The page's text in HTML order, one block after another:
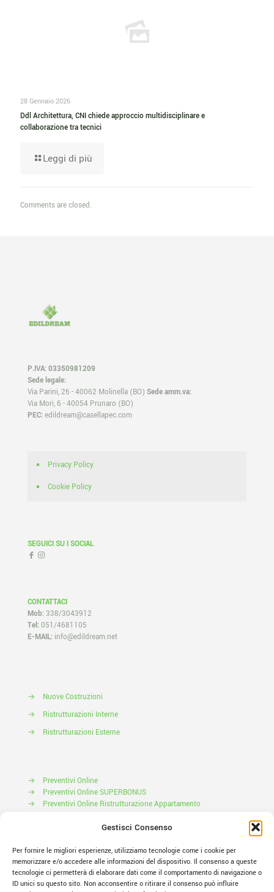
Gestisci Consenso
Per fornire le migliori esperienze, utilizziamo tecnologie come i cookie per
memorizzare e/o accedere alle informazioni del dispositivo. Il consenso a queste
tecnologie ci permetterà di elaborare dati come il comportamento di navigazione o
ID unici su questo sito. Non acconsentire o ritirare il consenso può influire
28 Gennaio 2026
Ddl Architettura, CNI chiede approccio multidisciplinare e
collaborazione tra tecnici
Leggi di più
Comments are closed.
P.IVA: 03350981209
Sede legale:
Via Parini, 26 - 40062 Molinella (BO) Sede amm.va:
Via Mori, 6 - 40054 Prunaro (BO)
PEC: edildream@casellapec.com
Privacy Policy
Cookie Policy
SEGUICI SU I SOCIAL
CONTATTACI
Mob: 338/3043912
Tel: 051/4681105
E-MAIL: info@edildream.net
→
Nuove Costruzioni
→
Ristrutturazioni Interne
→
Ristrutturazioni Esterne
→
Preventivi Online
→
Preventivi Online SUPERBONUS
→
Preventivi Online Ristrutturazione Appartamento
Prenota il tuo Sopralluogo